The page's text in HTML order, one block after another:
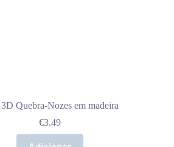
Quebra-Nozes em madeira
€3.49